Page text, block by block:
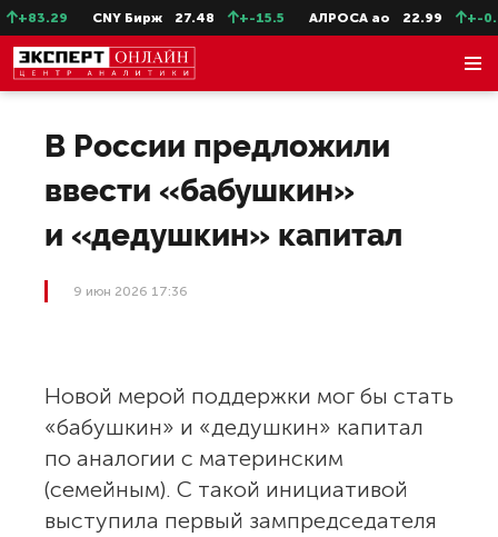
+83.29 CNY Бирж 27.48 +-15.5 АЛРОСА ао 22.99 +-
В России предложили
ввести «бабушкин»
и «дедушкин» капитал
9 июн 2026 17:36
Новой мерой поддержки мог бы стать
«бабушкин» и «дедушкин» капитал
по аналогии с материнским
(семейным). С такой инициативой
выступила первый зампредседателя